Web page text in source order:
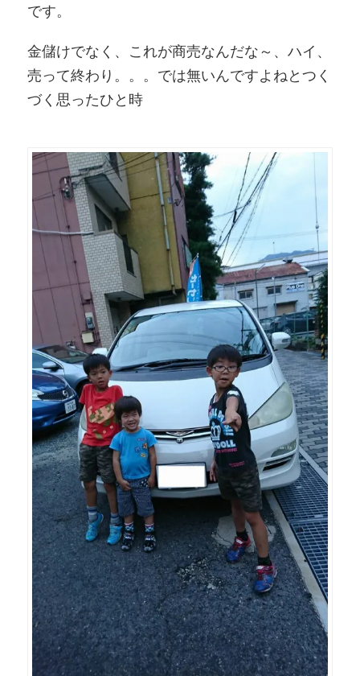
です。
金儲けでなく、これが商売なんだな～、ハイ、
売って終わり。。。では無いんですよねとつく
づく思ったひと時